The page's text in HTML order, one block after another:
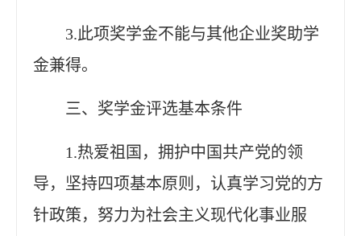
3.此项奖学金不能与其他企业奖助学
金兼得。
三、奖学金评选基本条件
1.热爱祖国，拥护中国共产党的领
导，坚持四项基本原则，认真学习党的方
针政策，努力为社会主义现代化事业服